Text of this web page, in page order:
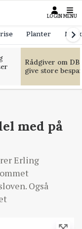
LOGIN MENU
Planter
Rådgiver om
give store
med på
Erling
Også